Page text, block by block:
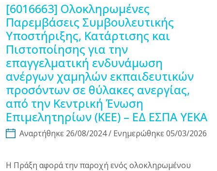
[6016663] Ολοκληρωμένες
Παρεμβάσεις Συμβουλευτικής
Υποστήριξης, Κατάρτισης και
Πιστοποίησης για την
επαγγελματική ενδυνάμωση
ανέργων χαμηλών εκπαιδευτικών
προσόντων σε θύλακες ανεργίας,
από την Κεντρική Ένωση
Επιμελητηρίων (ΚΕΕ) – ΕΔ ΕΣΠΑ ΥΕΚΑ
Αναρτήθηκε 26/08/2024 / Ενημερώθηκε 05/03/2026
Η Πράξη αφορά την παροχή ενός ολοκληρωμένου